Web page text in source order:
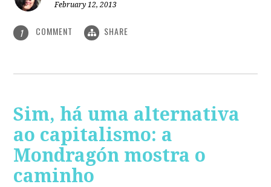
February 12, 2013
1 COMMENT SHARE
Sim, há uma alternativa
ao capitalismo: a
Mondragón mostra o
caminho